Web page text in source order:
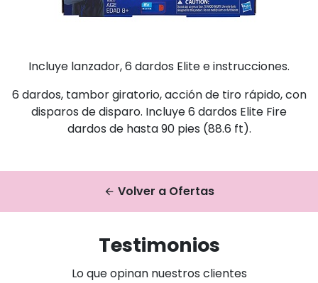
Incluye lanzador, 6 dardos Elite e instrucciones.
6 dardos, tambor giratorio, acción de tiro rápido, con
disparos de disparo. Incluye 6 dardos Elite Fire
dardos de hasta 90 pies (88.6 ft).
arrow_back Volver a Ofertas
Testimonios
Lo que opinan nuestros clientes